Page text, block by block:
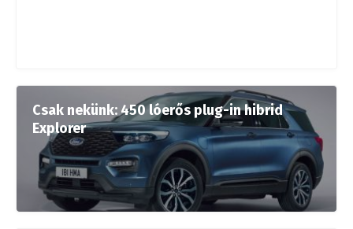
Csak nekünk: 450 lóerős plug-in hibrid
Explorer